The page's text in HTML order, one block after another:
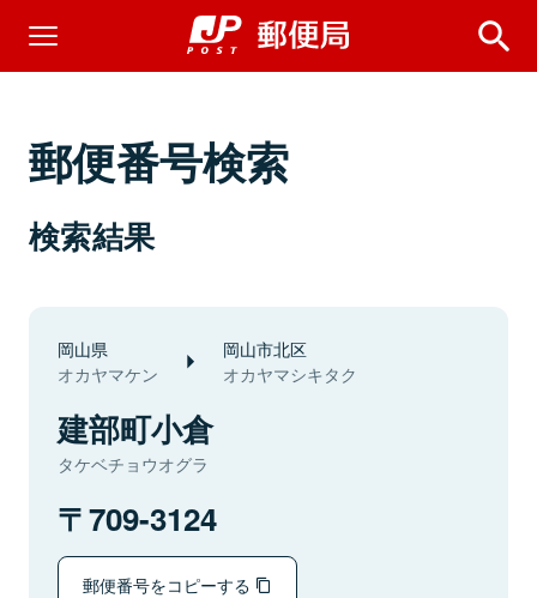
郵便番号検索
検索結果
岡山県
オカヤマケン
岡山市北区
オカヤマシキタク
建部町小倉
タケベチョウオグラ
709-3124
郵便番号をコピーする